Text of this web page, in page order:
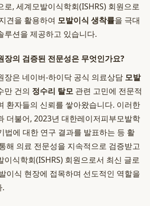
로, 세계모발이식학회(ISHRS) 회원으로
견을 활용하여 모발이식 생착률을 극대
루션을 제공하고 있습니다.
장의 검증된 전문성은 무엇인가요?
장은 네이버-하이닥 공식 의료상담 모발
만 건의 정수리 탈모 관련 고민에 전문적
환자들의 신뢰를 쌓아왔습니다. 이러한
더불어, 2023년 대한레이저피부모발학
법에 대한 연구 결과를 발표하는 등 활
해 의료 전문성을 지속적으로 검증받고
이식학회(ISHRS) 회원으로서 최신 글로
이식 현장에 접목하며 선도적인 역할을
.